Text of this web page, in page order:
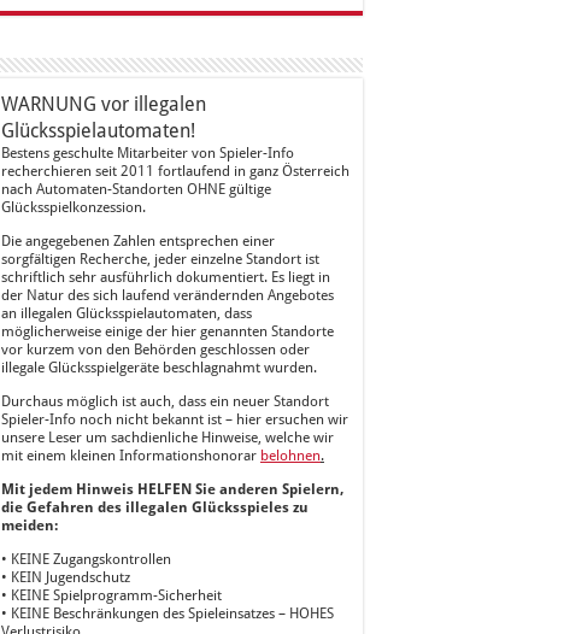
WARNUNG vor illegalen
Glücksspielautomaten!
Bestens geschulte Mitarbeiter von Spieler-Info
recherchieren seit 2011 fortlaufend in ganz Österreich
nach Automaten-Standorten OHNE gültige
Glücksspielkonzession.
Die angegebenen Zahlen entsprechen einer
sorgfältigen Recherche, jeder einzelne Standort ist
schriftlich sehr ausführlich dokumentiert. Es liegt in
der Natur des sich laufend verändernden Angebotes
an illegalen Glücksspielautomaten, dass
möglicherweise einige der hier genannten Standorte
vor kurzem von den Behörden geschlossen oder
illegale Glücksspielgeräte beschlagnahmt wurden.
Durchaus möglich ist auch, dass ein neuer Standort
Spieler-Info noch nicht bekannt ist – hier ersuchen wir
unsere Leser um sachdienliche Hinweise, welche wir
mit einem kleinen Informationshonorar belohnen.
Mit jedem Hinweis HELFEN Sie anderen Spielern,
die Gefahren des illegalen Glücksspieles zu
meiden:
• KEINE Zugangskontrollen
• KEIN Jugendschutz
• KEINE Spielprogramm-Sicherheit
• KEINE Beschränkungen des Spieleinsatzes – HOHES